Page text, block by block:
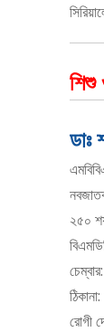
শিশু
ডাঃ
২৫০
রোগী